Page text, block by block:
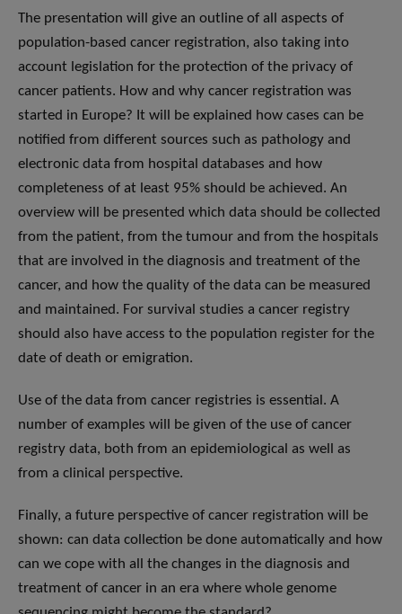
The presentation will give an outline of all aspects of
population-based cancer registration, also taking into
account legislation for the protection of the privacy of
cancer patients. How and why cancer registration was
started in Europe? It will be explained how cases can be
notified from different sources such as pathology and
electronic data from hospital databases and how
completeness of at least 95% should be achieved. An
overview will be presented which data should be collected
from the patient, from the tumour and from the hospitals
that are involved in the diagnosis and treatment of the
cancer, and how the quality of the data can be measured
and maintained. For survival studies a cancer registry
should also have access to the population register for the
date of death or emigration.
Use of the data from cancer registries is essential. A
number of examples will be given of the use of cancer
registry data, both from an epidemiological as well as
from a clinical perspective.
Finally, a future perspective of cancer registration will be
shown: can data collection be done automatically and how
can we cope with all the changes in the diagnosis and
treatment of cancer in an era where whole genome